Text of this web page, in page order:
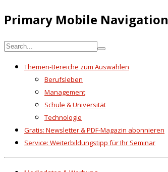
Primary Mobile Navigation
Themen-Bereiche zum Auswählen
Berufsleben
Management
Schule & Universität
Technologie
Gratis: Newsletter & PDF-Magazin abonnieren
Service: Weiterbildungstipp für Ihr Seminar